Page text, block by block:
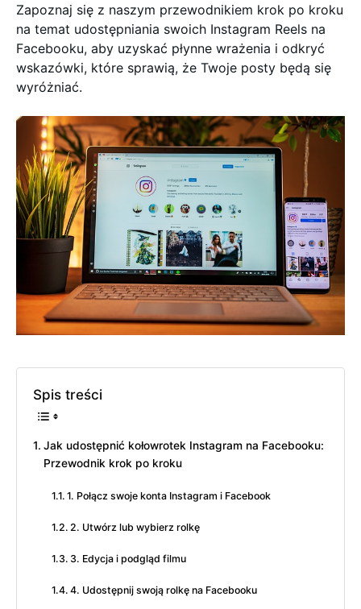
Zapoznaj się z naszym przewodnikiem krok po kroku
na temat udostępniania swoich Instagram Reels na
Facebooku, aby uzyskać płynne wrażenia i odkryć
wskazówki, które sprawią, że Twoje posty będą się
wyróżniać.
Spis treści
Jak udostępnić kołowrotek Instagram na Facebooku:
Przewodnik krok po kroku
1. Połącz swoje konta Instagram i Facebook
2. Utwórz lub wybierz rolkę
3. Edycja i podgląd filmu
4. Udostępnij swoją rolkę na Facebooku